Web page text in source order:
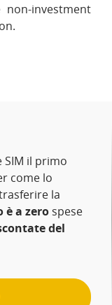
investment
SIM il primo
come lo
la
è a zero spese
del